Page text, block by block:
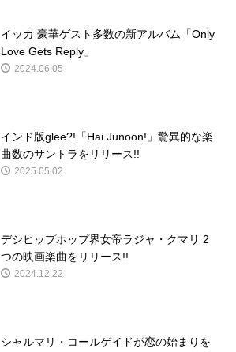
イッカ 豪華ゲスト多数の新アルバム「Only
Love Gets Reply」
2024.06.05
インド版glee?!「Hai Junoon!」驚異的な楽
曲数のサントラをリリース!!
2025.05.02
デシヒップホップ界女帝ラジャ・クマリ 2
つの映画楽曲をリリース!!
2024.12.22
シャルマリ・コールゲイドが恋の始まりを